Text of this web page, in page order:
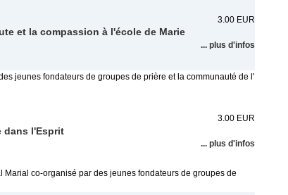
et la compassion à l'école de Marie
3.00 EUR
... plus d'infos
jeunes fondateurs de groupes de prière et la communauté de l'
dans l'Esprit
3.00 EUR
... plus d'infos
co-organisé par des jeunes fondateurs de groupes de